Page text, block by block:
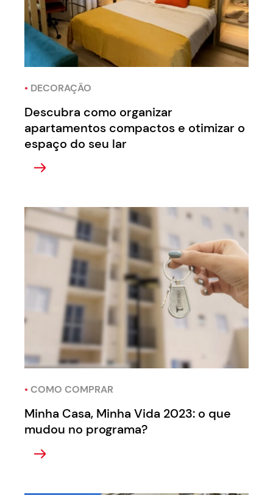
• DECORAÇÃO
Descubra como organizar
apartamentos compactos e otimizar o
espaço do seu lar
• COMO COMPRAR
Minha Casa, Minha Vida 2023: o que
mudou no programa?